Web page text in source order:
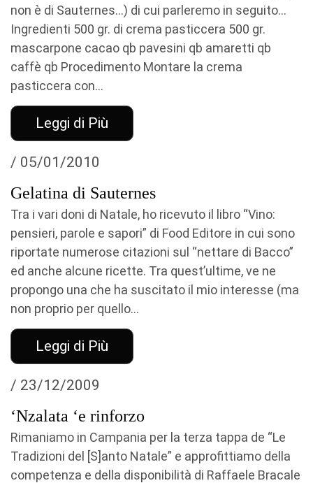
non è di Sauternes…) di cui parleremo in seguito…
Ingredienti 500 gr. di crema pasticcera 500 gr.
mascarpone cacao qb pavesini qb amaretti qb
caffè qb Procedimento Montare la crema
pasticcera con...
Leggi di Più
/ 05/01/2010
Gelatina di Sauternes
Tra i vari doni di Natale, ho ricevuto il libro “Vino:
pensieri, parole e sapori” di Food Editore in cui sono
riportate numerose citazioni sul “nettare di Bacco”
ed anche alcune ricette. Tra quest’ultime, ve ne
propongo una che ha suscitato il mio interesse (ma
non proprio per quello...
Leggi di Più
/ 23/12/2009
‘Nzalata ‘e rinforzo
Rimaniamo in Campania per la terza tappa de “Le
Tradizioni del [S]anto Natale” e approfittiamo della
competenza e della disponibilità di Raffaele Bracale